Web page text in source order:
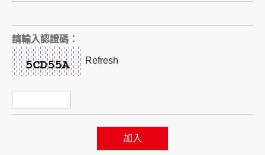
創造旅遊
請輸入認證碼：
Refresh